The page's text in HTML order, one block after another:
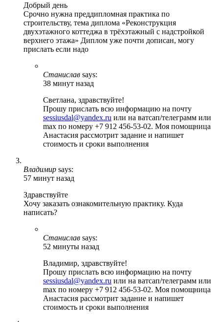
Добрый день
Срочно нужна преддипломная практика по
строительству, тема диплома «Реконструкция
двухэтажного коттеджа в трёхэтажный с надстройкой
верхнего этажа» Диплом уже почти дописан, могу
прислать если надо
Станислав says:
38 минут назад
Светлана, здравствуйте!
Прошу прислать всю информацию на почту
sessiusdal@yandex.ru или на ватсап/телеграмм или
max по номеру +7 912 456-53-02. Моя помощница
Анастасия рассмотрит задание и напишет
стоимость и сроки выполнения
Владимир says:
57 минут назад
Здравствуйте
Хочу заказать ознакомительную практику. Куда
написать?
Станислав says:
52 минуты назад
Владимир, здравствуйте!
Прошу прислать всю информацию на почту
sessiusdal@yandex.ru или на ватсап/телеграмм или
max по номеру +7 912 456-53-02. Моя помощница
Анастасия рассмотрит задание и напишет
стоимость и сроки выполнения